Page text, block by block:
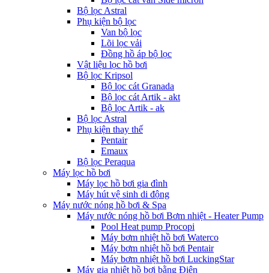
Bộ lọc Astral
Phụ kiện bộ lọc
Van bộ lọc
Lõi lọc vải
Đồng hồ áp bộ lọc
Vật liệu lọc hồ bơi
Bộ lọc Kripsol
Bộ lọc cát Granada
Bộ lọc cát Artik - akt
Bộ lọc Artik - ak
Bộ lọc Astral
Phụ kiện thay thế
Pentair
Emaux
Bộ lọc Peraqua
Máy lọc hồ bơi
Máy lọc hồ bơi gia đình
Máy hút vệ sinh di động
Máy nước nóng hồ bơi & Spa
Máy nước nóng hồ bơi Bơm nhiệt - Heater Pump
Pool Heat pump Procopi
Máy bơm nhiệt hồ bơi Waterco
Máy bơm nhiệt hồ bơi Pentair
Máy bơm nhiệt hồ bơi LuckingStar
Máy gia nhiệt hồ bơi bằng Điện